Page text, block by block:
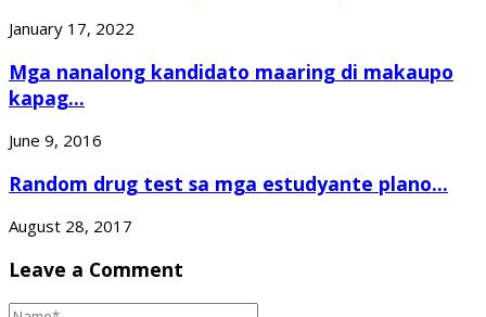
January 17, 2022
Mga nanalong kandidato maaring di makaupo
kapag...
June 9, 2016
Random drug test sa mga estudyante plano...
August 28, 2017
Leave a Comment